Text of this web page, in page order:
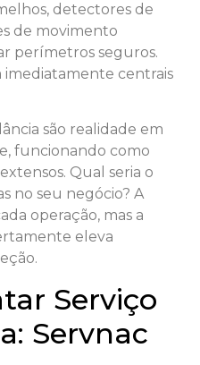
detectores de
de movimento
perímetros seguros.
imediatamente centrais
são realidade em
funcionando como
Qual seria o
no seu negócio? A
operação, mas a
eleva
Serviço
Servnac